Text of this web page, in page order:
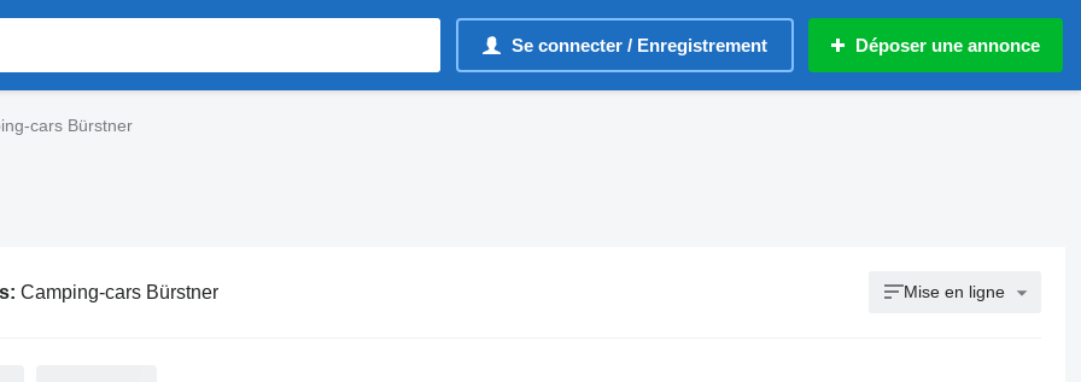
Se connecter / Enregistrement Déposer une annonce
cars Bürstner
Camping-cars Bürstner Mise en ligne